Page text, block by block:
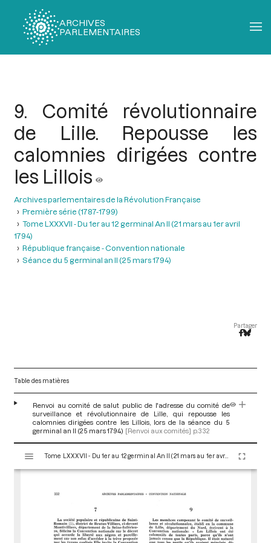
ARCHIVES
PARLEMENTAIRES
9. Comité révolutionnaire
de Lille. Repousse les
calomnies dirigées contre
les Lillois
Archives parlementaires de la Révolution Française
Première série (1787-1799)
Tome LXXXVII - Du 1er au 12 germinal An II (21 mars au 1er avril
1794)
République française - Convention nationale
Séance du 5 germinal an II (25 mars 1794)
Partager
Table des matières
Renvoi au comité de salut public de l'adresse du comité de
surveillance et révolutionnaire de Lille, qui repousse les
calomnies dirigées contre les Lillois, lors de la séance du 5
germinal an II (25 mars 1794) [Renvoi aux comités] p.332
s